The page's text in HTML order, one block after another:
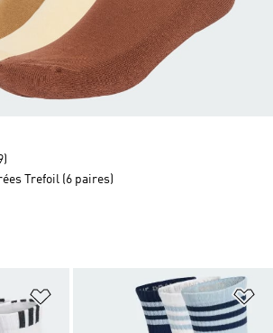
Ajouter à la Liste de produits
Trefoil (6 paires)